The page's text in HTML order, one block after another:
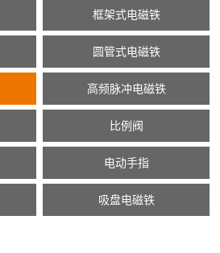
框架式电磁铁
圆管式电磁铁
高频脉冲电磁铁
比例阀
电动手指
吸盘电磁铁